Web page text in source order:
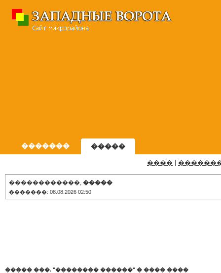
������� �����
����
������������, �����
�������: 08.08.2026 02:50
����� ���. "�������� ������" � ���� ����